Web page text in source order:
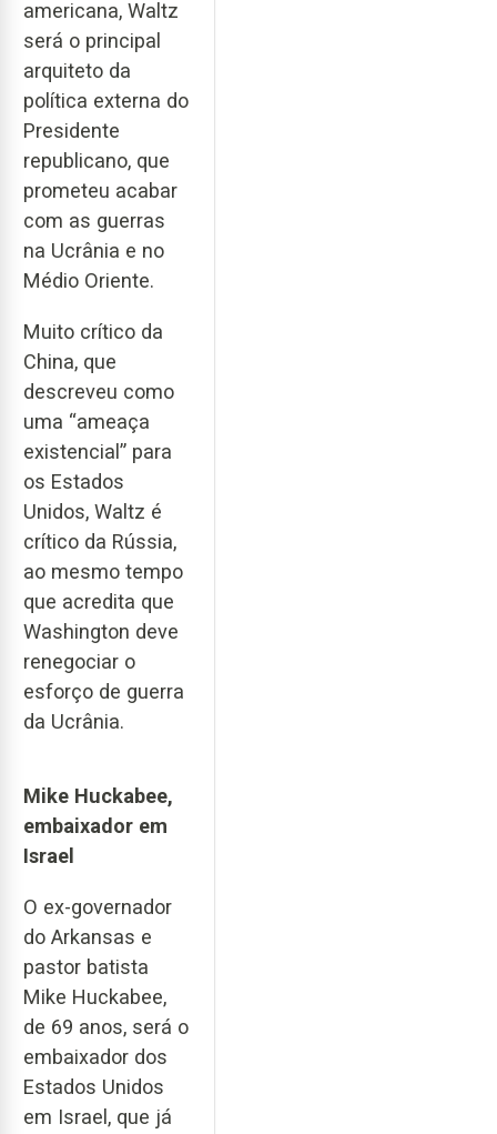
americana, Waltz
será o principal
arquiteto da
política externa do
Presidente
republicano, que
prometeu acabar
com as guerras
na Ucrânia e no
Médio Oriente.
Muito crítico da
China, que
descreveu como
uma “ameaça
existencial” para
os Estados
Unidos, Waltz é
crítico da Rússia,
ao mesmo tempo
que acredita que
Washington deve
renegociar o
esforço de guerra
da Ucrânia.
Mike Huckabee,
embaixador em
Israel
O ex-governador
do Arkansas e
pastor batista
Mike Huckabee,
de 69 anos, será o
embaixador dos
Estados Unidos
em Israel, que já